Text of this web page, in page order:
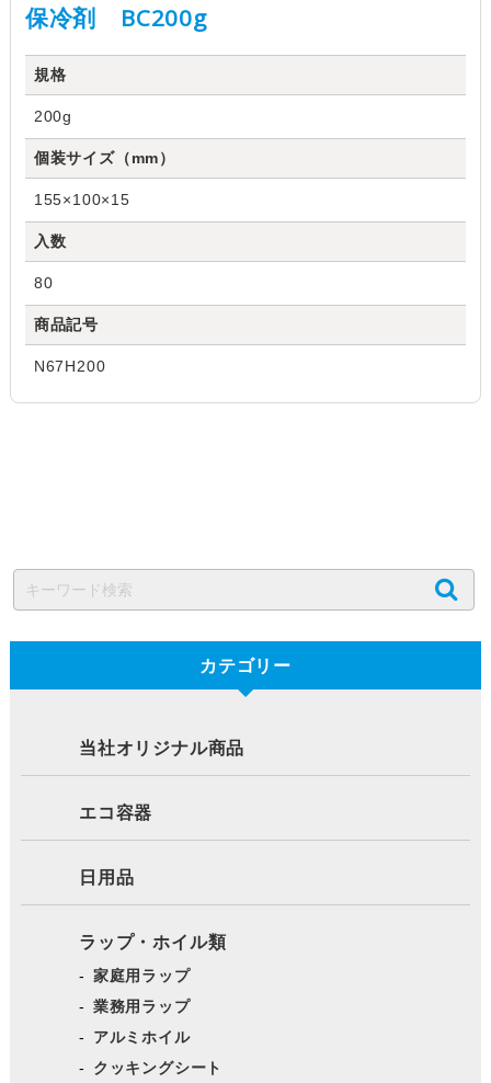
保冷剤 BC200g
規格
200g
個装サイズ（mm）
155×100×15
入数
80
商品記号
N67H200
カテゴリー
当社オリジナル商品
エコ容器
日用品
ラップ・ホイル類
家庭用ラップ
業務用ラップ
アルミホイル
クッキングシート